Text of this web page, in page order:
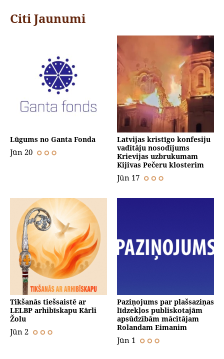
Citi Jaunumi
Lūgums no Ganta Fonda
Jūn 20
Latvijas kristīgo konfesiju
vadītāju nosodījums
Krievijas uzbrukumam
Kijivas Pečeru klosterim
Jūn 17
Tikšanās tiešsaistē ar
LELBP arhibīskapu Kārli
Žolu
Jūn 2
Paziņojums par plašsaziņas
līdzekļos publiskotajām
apsūdzībām mācītājam
Rolandam Eimanim
Jūn 1